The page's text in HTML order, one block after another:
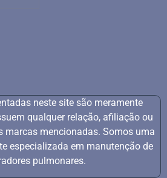
neste site são meramente
qualquer relação, afiliação ou
marcas mencionadas. Somos uma
especializada em manutenção de
pulmonares.